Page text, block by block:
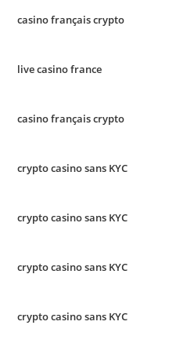
casino français crypto
live casino france
casino français crypto
crypto casino sans KYC
crypto casino sans KYC
crypto casino sans KYC
crypto casino sans KYC